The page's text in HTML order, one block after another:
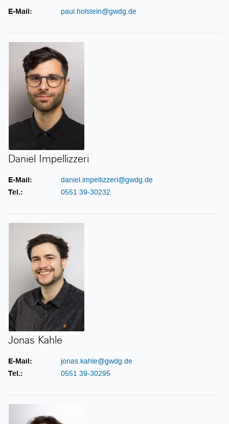
E-Mail: paul.holstein@gwdg.de
Daniel Impellizzeri
E-Mail:
daniel.impellizzeri@gwdg.de
Tel.:
0551 39-30232
Jonas Kahle
E-Mail:
jonas.kahle@gwdg.de
Tel.:
0551 39-30295